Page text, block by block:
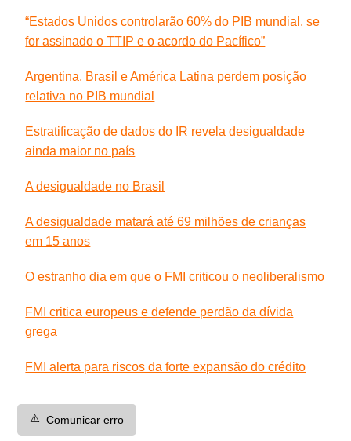
“Estados Unidos controlarão 60% do PIB mundial, se
for assinado o TTIP e o acordo do Pacífico”
Argentina, Brasil e América Latina perdem posição
relativa no PIB mundial
Estratificação de dados do IR revela desigualdade
ainda maior no país
A desigualdade no Brasil
A desigualdade matará até 69 milhões de crianças
em 15 anos
O estranho dia em que o FMI criticou o neoliberalismo
FMI critica europeus e defende perdão da dívida
grega
FMI alerta para riscos da forte expansão do crédito
⚠️ Comunicar erro